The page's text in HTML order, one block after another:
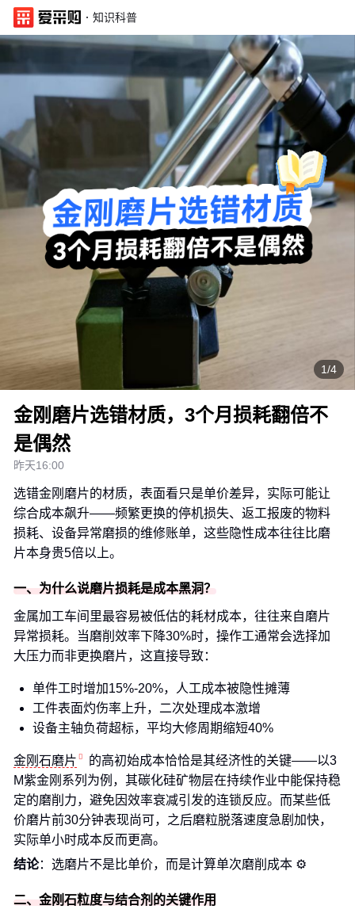
· 知识科普
1/4
金刚磨片选错材质，3个月损耗翻倍不
是偶然
昨天16:00
选错金刚磨片的材质，表面看只是单价差异，实际可能让
综合成本飙升——频繁更换的停机损失、返工报废的物料
损耗、设备异常磨损的维修账单，这些隐性成本往往比磨
片本身贵5倍以上。
一、为什么说磨片损耗是成本黑洞？
金属加工车间里最容易被低估的耗材成本，往往来自磨片
异常损耗。当磨削效率下降30%时，操作工通常会选择加
大压力而非更换磨片，这直接导致：
单件工时增加15%-20%，人工成本被隐性摊薄
工件表面灼伤率上升，二次处理成本激增
设备主轴负荷超标，平均大修周期缩短40%
金刚石磨片
的高初始成本恰恰是其经济性的关键——以3
M紫金刚系列为例，其碳化硅矿物层在持续作业中能保持稳
定的磨削力，避免因效率衰减引发的连锁反应。而某些低
价磨片前30分钟表现尚可，之后磨粒脱落速度急剧加快，
实际单小时成本反而更高。
结论：选磨片不是比单价，而是计算单次磨削成本 ⚙️
二、金刚石粒度与结合剂的关键作用